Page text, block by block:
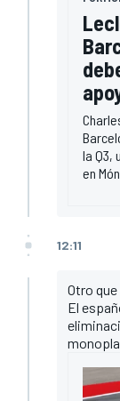
la Q3,
en
12:11
Otro
El